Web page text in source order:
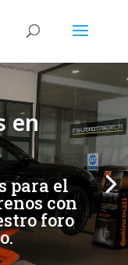
en
para el
con
foro